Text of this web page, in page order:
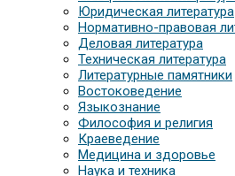
Юридическая литература
Нормативно-правовая
Деловая литература
Техническая литература
Литературные памятники
Востоковедение
Языкознание
Философия и религия
Краеведение
Медицина и здоровье
Наука и техника